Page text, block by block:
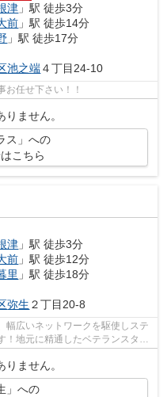
津 」駅 徒歩3分
前 」駅 徒歩14分
」駅 徒歩17分
池之端４丁目24-10
お任せ下さい！！
ません。
ス」への
こちら
津 」駅 徒歩3分
前 」駅 徒歩12分
里 」駅 徒歩18分
弥生 ２丁目20-8
幅広いネットワークを駆使しステ
地元に精通したベテランスタッ
ません。
」への